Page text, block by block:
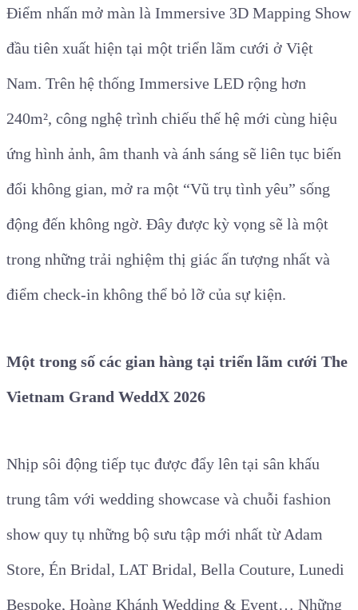
Điểm nhấn mở màn là Immersive 3D Mapping Show
đầu tiên xuất hiện tại một triển lãm cưới ở Việt
Nam. Trên hệ thống Immersive LED rộng hơn
240m², công nghệ trình chiếu thế hệ mới cùng hiệu
ứng hình ảnh, âm thanh và ánh sáng sẽ liên tục biến
đổi không gian, mở ra một “Vũ trụ tình yêu” sống
động đến không ngờ. Đây được kỳ vọng sẽ là một
trong những trải nghiệm thị giác ấn tượng nhất và
điểm check-in không thể bỏ lỡ của sự kiện.
Một trong số các gian hàng tại triển lãm cưới The
Vietnam Grand WeddX 2026
Nhịp sôi động tiếp tục được đẩy lên tại sân khấu
trung tâm với wedding showcase và chuỗi fashion
show quy tụ những bộ sưu tập mới nhất từ Adam
Store, Én Bridal, LAT Bridal, Bella Couture, Lunedi
Bespoke, Hoàng Khánh Wedding & Event… Những